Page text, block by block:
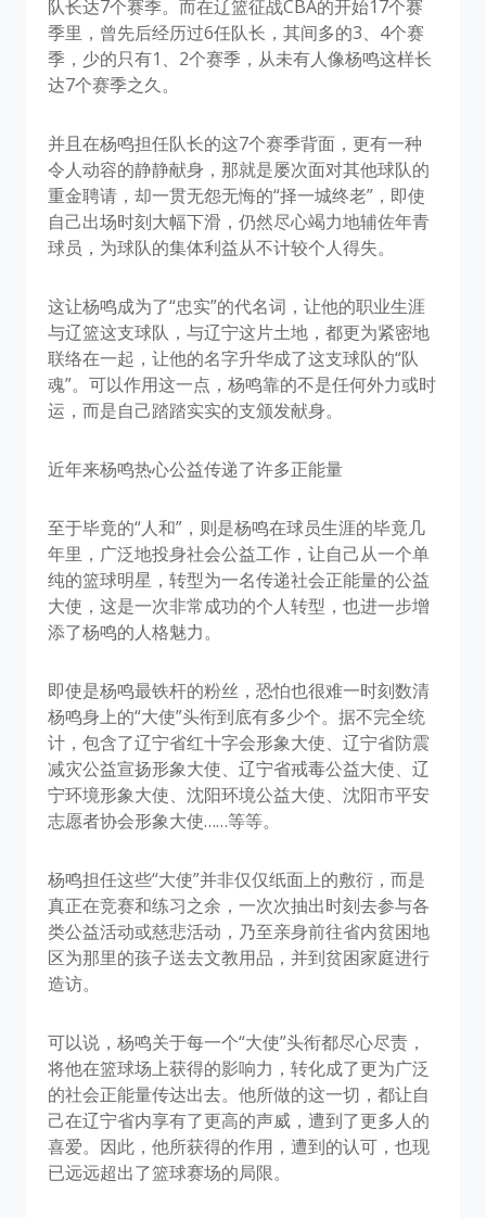
队长达7个赛季。而在辽篮征战CBA的开始17个赛
季里，曾先后经历过6任队长，其间多的3、4个赛
季，少的只有1、2个赛季，从未有人像杨鸣这样长
达7个赛季之久。
并且在杨鸣担任队长的这7个赛季背面，更有一种
令人动容的静静献身，那就是屡次面对其他球队的
重金聘请，却一贯无怨无悔的“择一城终老”，即使
自己出场时刻大幅下滑，仍然尽心竭力地辅佐年青
球员，为球队的集体利益从不计较个人得失。
这让杨鸣成为了“忠实”的代名词，让他的职业生涯
与辽篮这支球队，与辽宁这片土地，都更为紧密地
联络在一起，让他的名字升华成了这支球队的“队
魂”。可以作用这一点，杨鸣靠的不是任何外力或时
运，而是自己踏踏实实的支颁发献身。
近年来杨鸣热心公益传递了许多正能量
至于毕竟的“人和”，则是杨鸣在球员生涯的毕竟几
年里，广泛地投身社会公益工作，让自己从一个单
纯的篮球明星，转型为一名传递社会正能量的公益
大使，这是一次非常成功的个人转型，也进一步增
添了杨鸣的人格魅力。
即使是杨鸣最铁杆的粉丝，恐怕也很难一时刻数清
杨鸣身上的“大使”头衔到底有多少个。据不完全统
计，包含了辽宁省红十字会形象大使、辽宁省防震
减灾公益宣扬形象大使、辽宁省戒毒公益大使、辽
宁环境形象大使、沈阳环境公益大使、沈阳市平安
志愿者协会形象大使……等等。
杨鸣担任这些“大使”并非仅仅纸面上的敷衍，而是
真正在竞赛和练习之余，一次次抽出时刻去参与各
类公益活动或慈悲活动，乃至亲身前往省内贫困地
区为那里的孩子送去文教用品，并到贫困家庭进行
造访。
可以说，杨鸣关于每一个“大使”头衔都尽心尽责，
将他在篮球场上获得的影响力，转化成了更为广泛
的社会正能量传达出去。他所做的这一切，都让自
己在辽宁省内享有了更高的声威，遭到了更多人的
喜爱。因此，他所获得的作用，遭到的认可，也现
已远远超出了篮球赛场的局限。